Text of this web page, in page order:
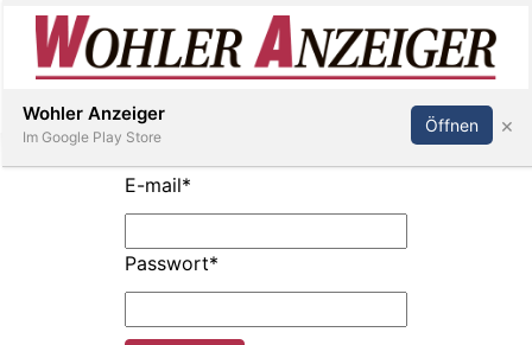
Inserieren Abonnieren Anmelden
E-mail*
Passwort*
Wohler Anzeiger
Im Google Play Store
Öffnen ×